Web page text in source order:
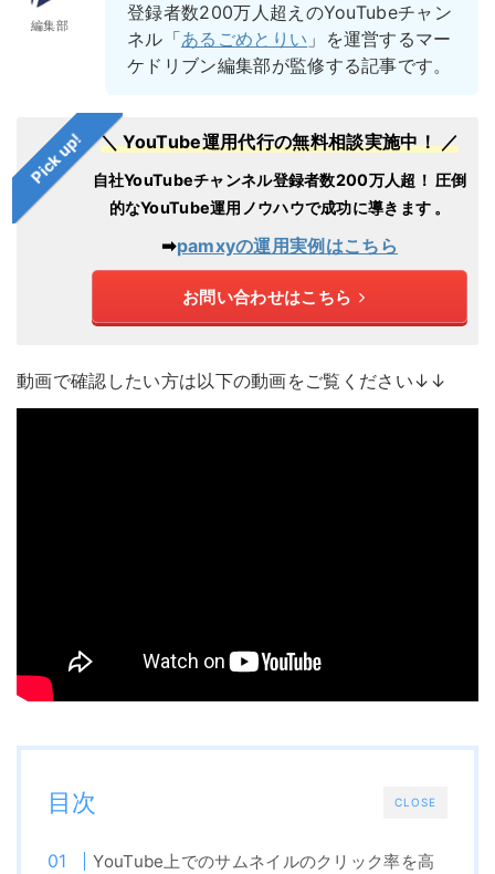
編集部
登録者数200万人超えのYouTubeチャン
ネル「あるごめとりい 」を運営するマー
ケドリブン編集部が監修する記事です。
Pick up! ＼ YouTube運用代行の無料相談実施中！ ／
自社YouTubeチャンネル登録者数200万人超！ 圧倒
的なYouTube運用ノウハウで成功に導きます 。
➡︎pamxyの運用実例はこちら
お問い合わせはこちら
動画で確認したい方は以下の動画をご覧ください↓↓
CLOSE
目次
YouTube上でのサムネイルのクリック率を高